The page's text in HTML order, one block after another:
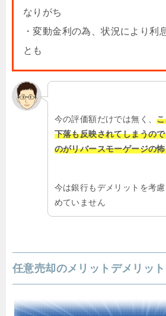
なりがち
・変動金利の為、状況により利
とも
今の評価額だけでは無く、
下落も反映されてしまうの
のがリバースモーゲージの
今は銀行もデメリットを考
めていません
任意売却のメリットデメリット